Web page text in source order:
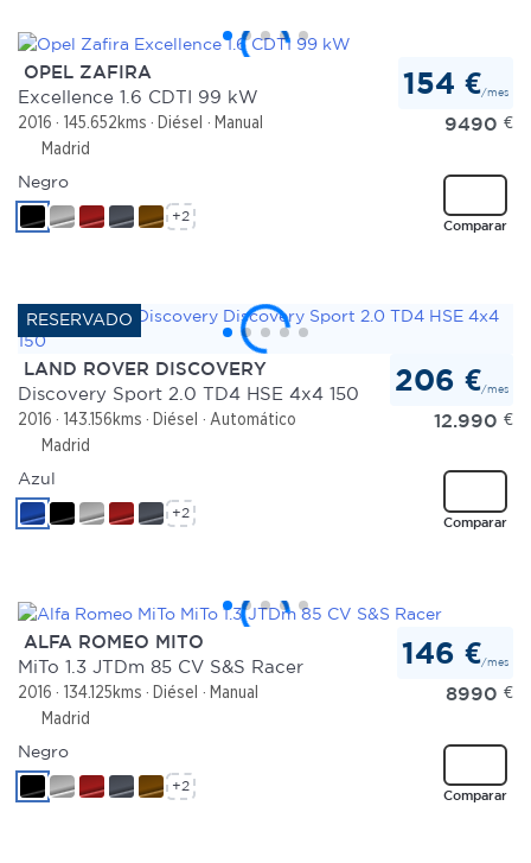
OPEL ZAFIRA
Excellence 1.6 CDTI 99 kW
2016 145.652kms Diésel
Manual
Madrid
154 €/mes
9490 €
Comparar
Negro
+2
LAND ROVER DISCOVERY
Discovery Sport 2.0 TD4 HSE 4x4 150
2016 143.156kms Diésel
Automático
Madrid
206 €/mes
12.990 €
Comparar
Azul
+2
ALFA ROMEO MITO
MiTo 1.3 JTDm 85 CV S&S Racer
2016 134.125kms Diésel
Manual
Madrid
146 €/mes
8990 €
Comparar
Negro
+2